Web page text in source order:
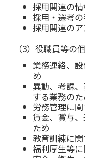
採用関連の
採用・選考
採用関連の
（3）役職員等
業務連絡、
め
異動、考課
する業務のた
労務管理に
賃金、賞与
ため
教育訓練に
福利厚生等